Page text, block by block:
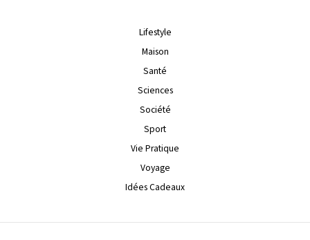
Lifestyle
Maison
Santé
Sciences
Société
Sport
Vie Pratique
Voyage
Idées Cadeaux